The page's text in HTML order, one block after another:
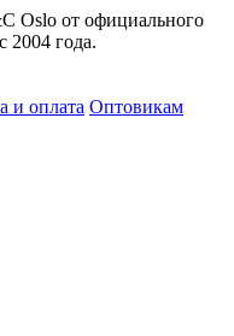
Oslo от официального
2004 года.
и оплата Оптовикам